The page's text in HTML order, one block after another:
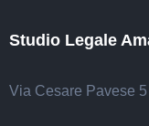
Studio Legale
Via Cesare Pavese 5